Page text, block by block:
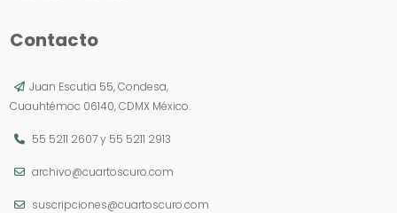
Contacto
Juan Escutia 55, Condesa,
Cuauhtémoc 06140, CDMX México.
55 5211 2607y 55 5211 2913
archivo@cuartoscuro.com
suscripciones@cuartoscuro.com